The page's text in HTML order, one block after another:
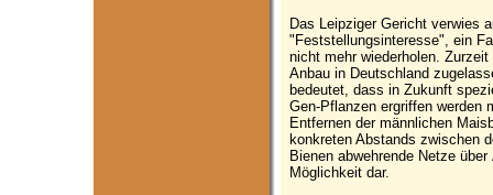
Das Leipziger Gericht verwies
"Feststellungsinteresse", ein
nicht mehr wiederholen.
Anbau in Deutschland
bedeutet, dass in Zukunft
Gen-Pflanzen ergriffen werden
Entfernen der männlichen
konkreten Abstands zwischen
Bienen abwehrende Netze
Möglichkeit dar.